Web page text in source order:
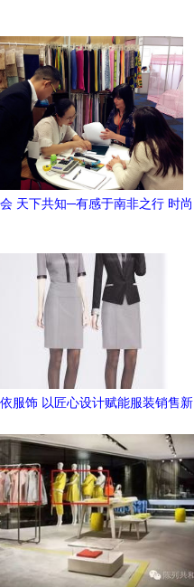
天下共知─有感于南非之行 时尚
服饰 以匠心设计赋能服装销售新